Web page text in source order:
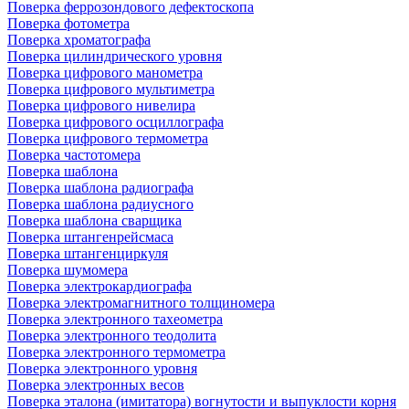
Поверка феррозондового дефектоскопа
Поверка фотометра
Поверка хроматографа
Поверка цилиндрического уровня
Поверка цифрового манометра
Поверка цифрового мультиметра
Поверка цифрового нивелира
Поверка цифрового осциллографа
Поверка цифрового термометра
Поверка частотомера
Поверка шаблона
Поверка шаблона радиографа
Поверка шаблона радиусного
Поверка шаблона сварщика
Поверка штангенрейсмаса
Поверка штангенциркуля
Поверка шумомера
Поверка электрокардиографа
Поверка электромагнитного толщиномера
Поверка электронного тахеометра
Поверка электронного теодолита
Поверка электронного термометра
Поверка электронного уровня
Поверка электронных весов
Поверка эталона (имитатора) вогнутости и выпуклости корня